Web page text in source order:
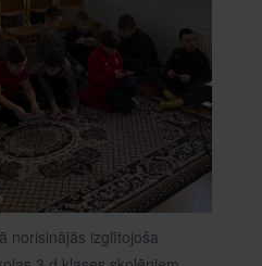
norisinājās izglītojoša